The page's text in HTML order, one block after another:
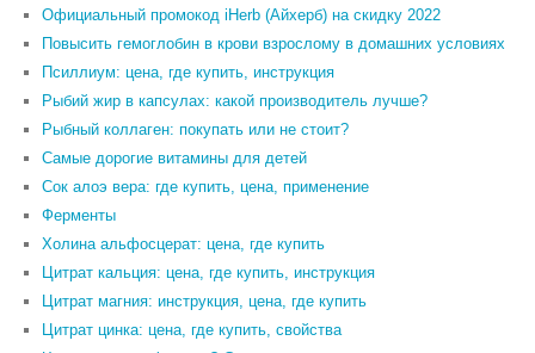
Официальный промокод iHerb (Айхерб) на скидку 2022
Повысить гемоглобин в крови взрослому в домашних условиях
Псиллиум: цена, где купить, инструкция
Рыбий жир в капсулах: какой производитель лучше?
Рыбный коллаген: покупать или не стоит?
Самые дорогие витамины для детей
Сок алоэ вера: где купить, цена, применение
Ферменты
Холина альфосцерат: цена, где купить
Цитрат кальция: цена, где купить, инструкция
Цитрат магния: инструкция, цена, где купить
Цитрат цинка: цена, где купить, свойства